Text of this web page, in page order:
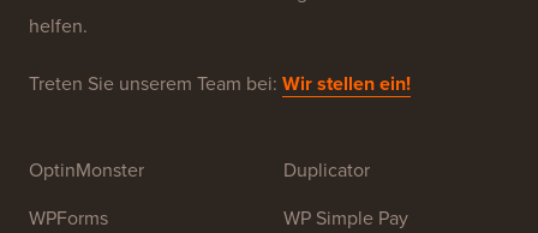
Ressourcen-Website für Anfänger. WPBeginner wurde
Hauptziel dieser Website ist es, qualitativ hochwertige
WordPress und der Verbesserung ihrer Websites zu
helfen.